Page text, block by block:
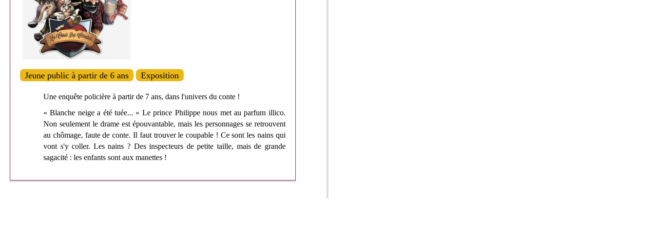
Jeune public à partir de 6 ans Exposition
Une enquête policière à partir de 7 ans, dans l'univers du conte !
« Blanche neige a été tuée... » Le prince Philippe nous met au parfum illico.
Non seulement le drame est épouvantable, mais les personnages se retrouvent
au chômage, faute de conte. Il faut trouver le coupable ! Ce sont les nains qui
vont s'y coller. Les nains ? Des inspecteurs de petite taille, mais de grande
sagacité : les enfants sont aux manettes !